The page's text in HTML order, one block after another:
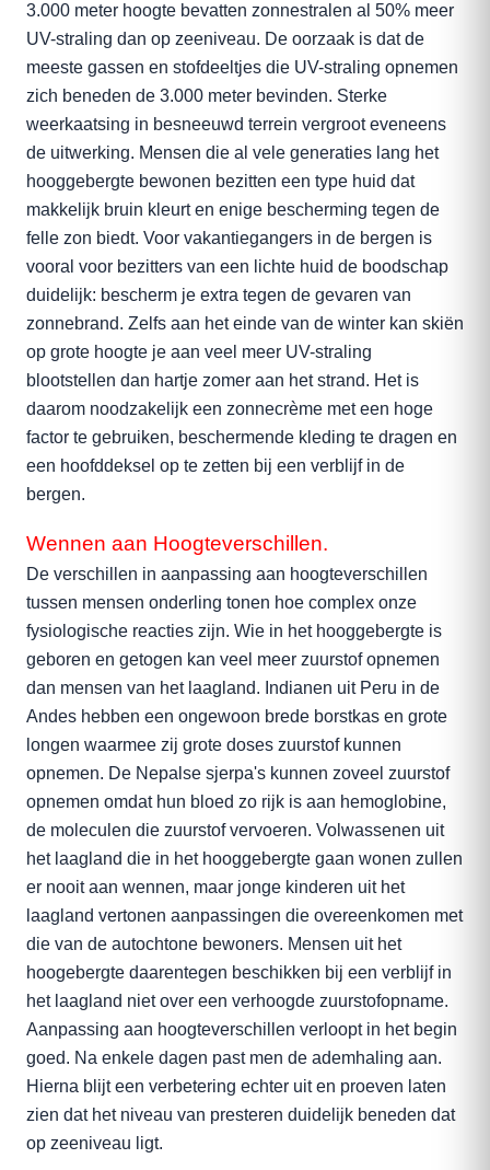
3.000 meter hoogte bevatten zonnestralen al 50% meer
UV-straling dan op zeeniveau. De oorzaak is dat de
meeste gassen en stofdeeltjes die UV-straling opnemen
zich beneden de 3.000 meter bevinden. Sterke
weerkaatsing in besneeuwd terrein vergroot eveneens
de uitwerking. Mensen die al vele generaties lang het
hooggebergte bewonen bezitten een type huid dat
makkelijk bruin kleurt en enige bescherming tegen de
felle zon biedt. Voor vakantiegangers in de bergen is
vooral voor bezitters van een lichte huid de boodschap
duidelijk: bescherm je extra tegen de gevaren van
zonnebrand. Zelfs aan het einde van de winter kan skiën
op grote hoogte je aan veel meer UV-straling
blootstellen dan hartje zomer aan het strand. Het is
daarom noodzakelijk een zonnecrème met een hoge
factor te gebruiken, beschermende kleding te dragen en
een hoofddeksel op te zetten bij een verblijf in de
bergen.
Wennen aan Hoogteverschillen.
De verschillen in aanpassing aan hoogteverschillen
tussen mensen onderling tonen hoe complex onze
fysiologische reacties zijn. Wie in het hooggebergte is
geboren en getogen kan veel meer zuurstof opnemen
dan mensen van het laagland. Indianen uit Peru in de
Andes hebben een ongewoon brede borstkas en grote
longen waarmee zij grote doses zuurstof kunnen
opnemen. De Nepalse sjerpa's kunnen zoveel zuurstof
opnemen omdat hun bloed zo rijk is aan hemoglobine,
de moleculen die zuurstof vervoeren. Volwassenen uit
het laagland die in het hooggebergte gaan wonen zullen
er nooit aan wennen, maar jonge kinderen uit het
laagland vertonen aanpassingen die overeenkomen met
die van de autochtone bewoners. Mensen uit het
hoogebergte daarentegen beschikken bij een verblijf in
het laagland niet over een verhoogde zuurstofopname.
Aanpassing aan hoogteverschillen verloopt in het begin
goed. Na enkele dagen past men de ademhaling aan.
Hierna blijt een verbetering echter uit en proeven laten
zien dat het niveau van presteren duidelijk beneden dat
op zeeniveau ligt.